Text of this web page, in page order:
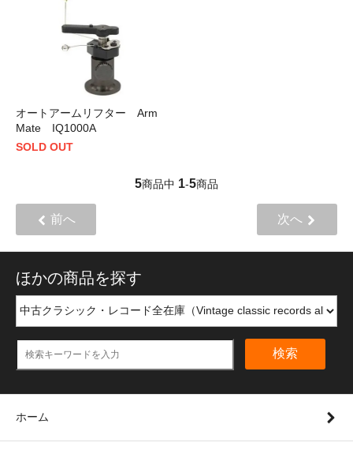
オートアームリフター Arm
Mate IQ1000A
SOLD OUT
5商品中 1-5商品
前へ 次へ
ほかの商品を探す
検索
ホーム